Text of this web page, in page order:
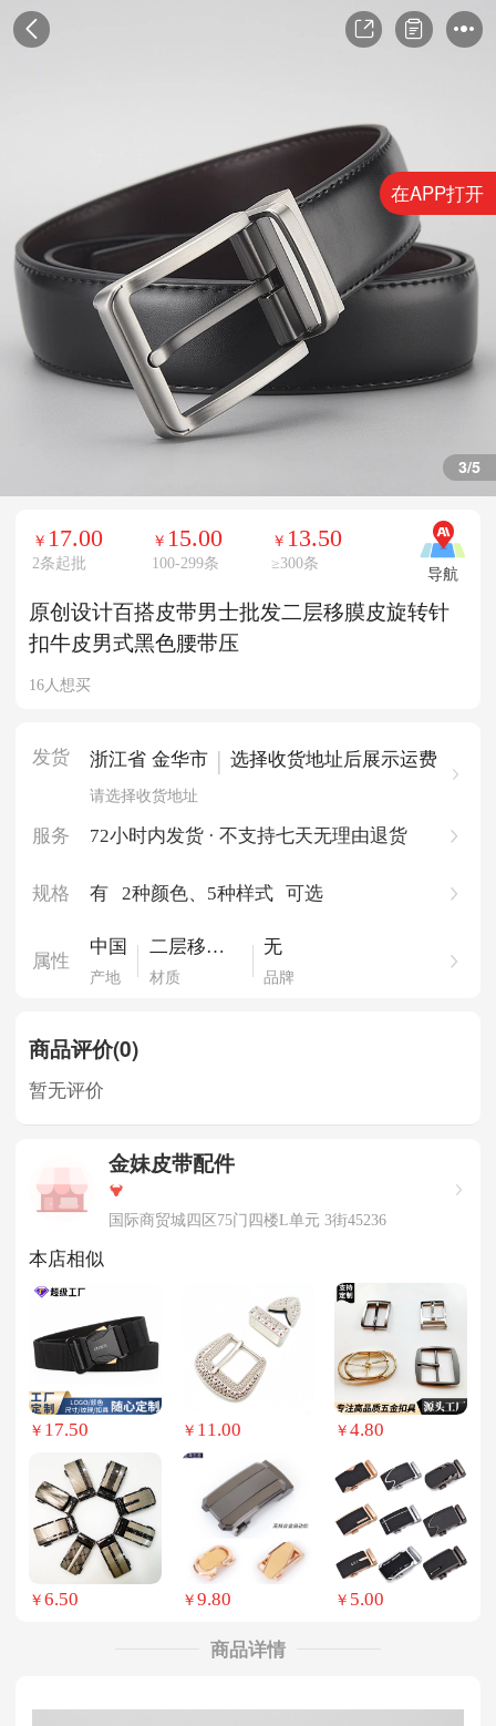
在APP打开
4/5
￥ 17.00
2条起批
￥ 15.00
100-299条
￥ 13.50
≥300条 导航
原创设计百搭皮带男士批发二层移膜皮旋转针
扣牛皮男式黑色腰带压
16人想买
发货 浙江省 金华市 | 选择收货地址后展示运费
请选择收货地址
服务 72小时内发货 · 不支持七天无理由退货
规格 有 2种颜色、5种样式 可选
属性
中国
产地
二层移膜
皮
材质
无
品牌
商品评价(0)
暂无评价
金妹皮带配件
国际商贸城四区75门四楼L单元 3街45236
本店相似
￥ 17.50 ￥ 11.00 ￥4.80
￥6.50 ￥9.80 ￥ 5.00
商品详情